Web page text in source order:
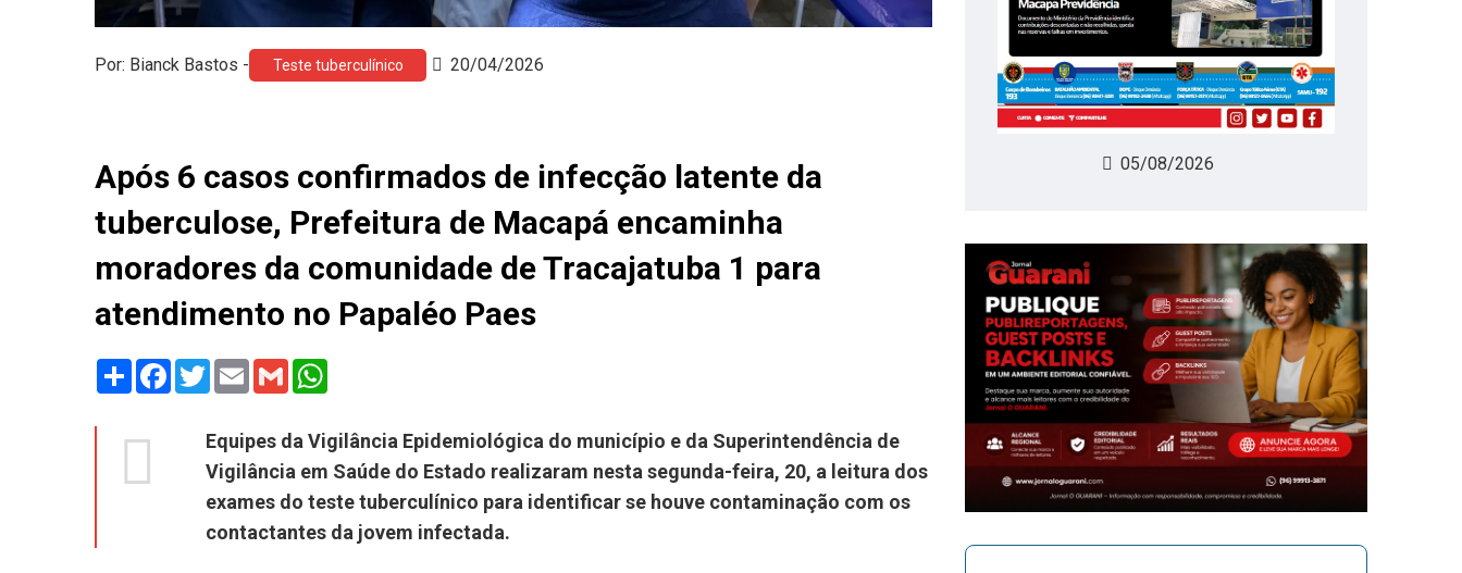
Por: Bianck Bastos - Teste tuberculínico 20/04/2026
Após 6 casos confirmados de infecção latente da
tuberculose, Prefeitura de Macapá encaminha
moradores da comunidade de Tracajatuba 1 para
atendimento no Papaléo Paes
Share Facebook
TwitterEmail Gmail
Equipes da Vigilância Epidemiológica do município e da Superintendência de
Vigilância em Saúde do Estado realizaram nesta segunda-feira, 20, a leitura dos
exames do teste tuberculínico para identificar se houve contaminação com os
contactantes da jovem infectada.
05/08/2026